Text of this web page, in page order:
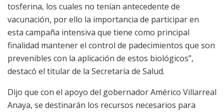
tosferina, los cuales no tenían antecedente de
vacunación, por ello la importancia de participar en
esta campaña intensiva que tiene como principal
finalidad mantener el control de padecimientos que son
prevenibles con la aplicación de estos biológicos”,
destacó el titular de la Secretaría de Salud.
Dijo que con el apoyo del gobernador Américo Villarreal
Anaya, se destinarán los recursos necesarios para